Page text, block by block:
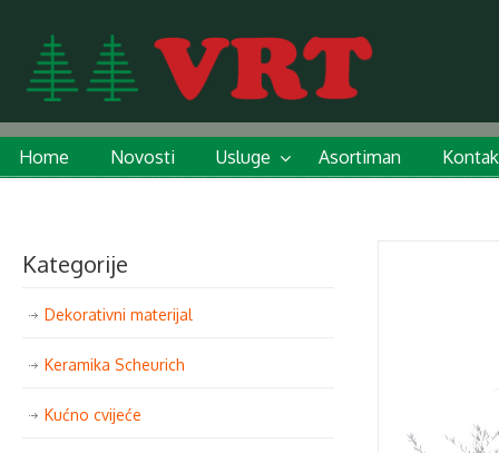
Home Novosti Usluge Asortiman
Kategorije
Dekorativni materijal
Keramika Scheurich
Kućno cvijeće